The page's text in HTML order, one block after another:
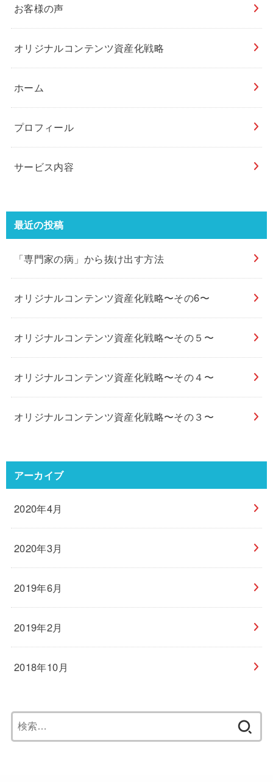
お客様の声
オリジナルコンテンツ資産化戦略
ホーム
プロフィール
サービス内容
最近の投稿
「専門家の病」から抜け出す方法
オリジナルコンテンツ資産化戦略〜その6〜
オリジナルコンテンツ資産化戦略〜その５〜
オリジナルコンテンツ資産化戦略〜その４〜
オリジナルコンテンツ資産化戦略〜その３〜
アーカイブ
2020年4月
2020年3月
2019年6月
2019年2月
2018年10月
索